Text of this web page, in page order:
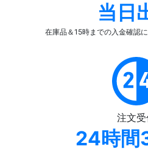
当日
在庫品＆15時までの入金確認
注文
24時間